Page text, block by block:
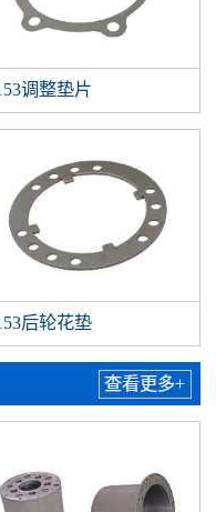
调整垫片
后轮花垫
查看更多+